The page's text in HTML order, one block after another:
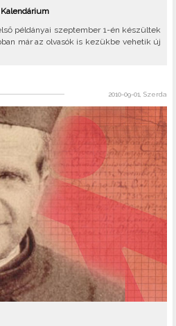
példányai szeptember 1-én készültek
már az olvasók is kezükbe vehetik új
2010-09-01, Szerda